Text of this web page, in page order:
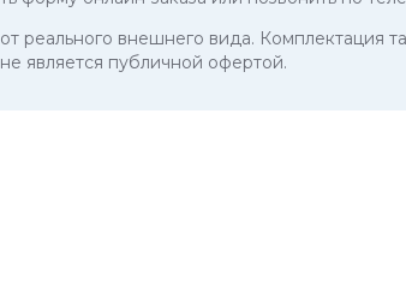
реального внешнего вида.
является публичной офертой.